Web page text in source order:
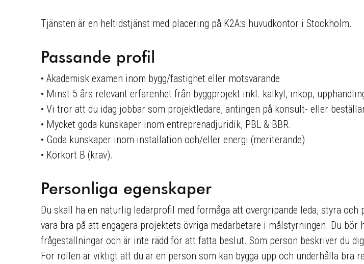
Tjänsten är en heltidstjänst med placering på K2A:s huvudkontor i Stockholm.
Passande profil
• Akademisk examen inom bygg/fastighet eller motsvarande
• Minst 5 års relevant erfarenhet från byggprojekt inkl. kalkyl, inköp,
• Vi tror att du idag jobbar som projektledare, antingen på konsult- eller
• Mycket goda kunskaper inom entreprenadjuridik, PBL & BBR.
• Goda kunskaper inom installation och/eller energi (meriterande)
• Körkort B (krav).
Personliga egenskaper
Du skall ha en naturlig ledarprofil med förmåga att övergripande leda, styra
vara bra på att engagera projektets övriga medarbetare i målstyrningen. Du
frågeställningar och är inte rädd för att fatta beslut. Som person beskriver du
För rollen är viktigt att du är en person som kan bygga upp och underhålla